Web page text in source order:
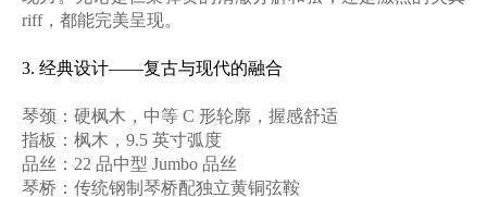
riff，都能完美呈现。
3. 经典设计——复古与现代的融合
琴颈 ：硬枫木，中等 C 形轮廓，握感舒适
指板 ：枫木， 9.5 英寸弧度
品丝 ： 22 品中型 Jumbo 品丝
琴桥 ：传统钢制琴桥配独立黄铜弦鞍